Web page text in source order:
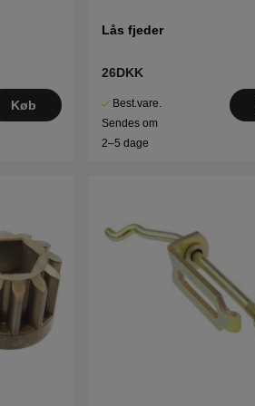
Køb
Lås fjeder
26DKK
Best.vare.
Sendes om
2–5 dage